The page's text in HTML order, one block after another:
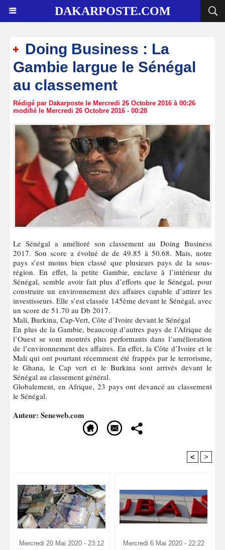
DAKARPOSTE.COM
Doing Business : La
Gambie largue le Sénégal
au classement
Rédigé par Dakarposte le Mercredi 26 Octobre 2016 à 00:26
modifié le Mercredi 26 Octobre 2016 - 00:28
Le Sénégal a amélioré son classement au Doing Business
2017. Son score a évolué de de 49.85 à 50.68. Mais, notre
pays s’est moins bien classé que plusieurs pays de la sous-
région. En effet, la petite Gambie, enclave à l’intérieur du
Sénégal, semble avoir fait plus d’efforts que le Sénégal, pour
construire un environnement des affaires capable d’attirer les
investisseurs. Elle s’est classée 145ème devant le Sénégal, avec
un score de 51.70 au Db 2017.
Mali, Burkina, Cap-Vert, Côte d’Ivoire devant le Sénégal
En plus de la Gambie, beaucoup d’autres pays de l’Afrique de
l’Ouest se sont montrés plus performants dans l’amélioration
de l’environnement des affaires. En effet, la Côte d’Ivoire et le
Mali qui ont pourtant récemment été frappés par le terrorisme,
le Ghana, le Cap vert et le Burkina sont arrivés devant le
Sénégal au classement général.
Globalement, en Afrique, 23 pays ont devancé au classement
le Sénégal.
Auteur: Seneweb.com
< >
Mercredi 20 Mai 2020 - 23:12 Mercredi 6 Mai 2020 - 22:22